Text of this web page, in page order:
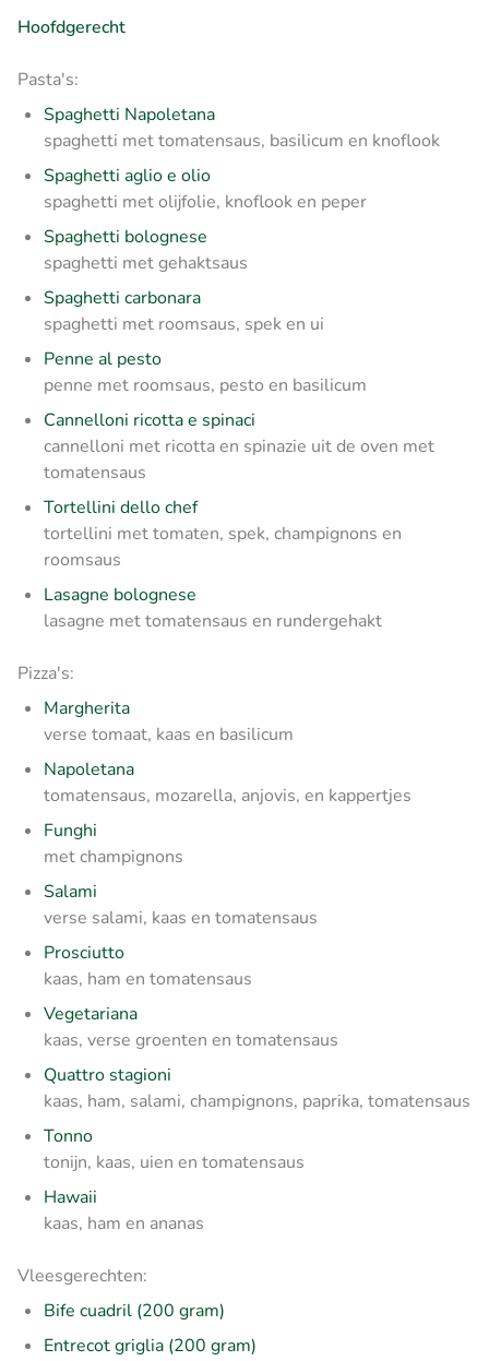
Hoofdgerecht
Pasta's:
Spaghetti Napoletana
spaghetti met tomatensaus, basilicum en knoflook
Spaghetti aglio e olio
spaghetti met olijfolie, knoflook en peper
Spaghetti bolognese
spaghetti met gehaktsaus
Spaghetti carbonara
spaghetti met roomsaus, spek en ui
Penne al pesto
penne met roomsaus, pesto en basilicum
Cannelloni ricotta e spinaci
cannelloni met ricotta en spinazie uit de oven met
tomatensaus
Tortellini dello chef
tortellini met tomaten, spek, champignons en
roomsaus
Lasagne bolognese
lasagne met tomatensaus en rundergehakt
Pizza's:
Margherita
verse tomaat, kaas en basilicum
Napoletana
tomatensaus, mozarella, anjovis, en kappertjes
Funghi
met champignons
Salami
verse salami, kaas en tomatensaus
Prosciutto
kaas, ham en tomatensaus
Vegetariana
kaas, verse groenten en tomatensaus
Quattro stagioni
kaas, ham, salami, champignons, paprika, tomatensaus
Tonno
tonijn, kaas, uien en tomatensaus
Hawaii
kaas, ham en ananas
Vleesgerechten:
Bife cuadril (200 gram)
Entrecot griglia (200 gram)